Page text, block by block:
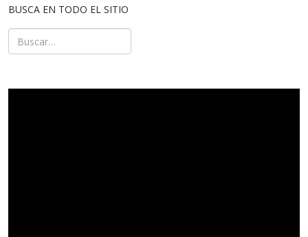
BUSCA EN TODO EL SITIO
Buscar